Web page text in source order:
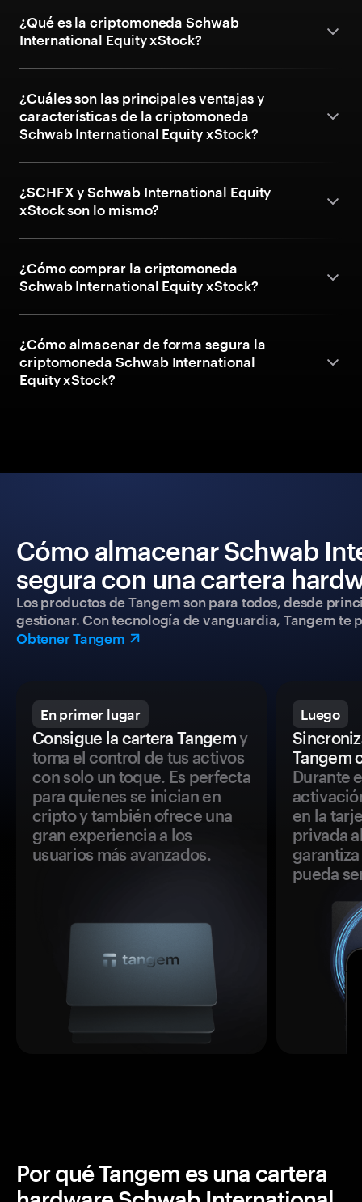
¿Qué es la criptomoneda Schwab
International Equity xStock?
¿Cuáles son las principales ventajas y
características de la criptomoneda
Schwab International Equity xStock?
¿SCHFX y Schwab International Equity
xStock son lo mismo?
¿Cómo comprar la criptomoneda
Schwab International Equity xStock?
¿Cómo almacenar de forma segura la
criptomoneda Schwab International
Equity xStock?
Cómo almacenar Schwab
segura con una cartera
Los productos de Tangem son para todos, desde
gestionar. Con tecnología de vanguardia, Tangem
Obtener Tangem
En primer lugar
Consigue la cartera Tangemy
toma el control de tus activos
con solo un toque. Es perfecta
para quienes se inician en
cripto y también ofrece una
gran experiencia a los
usuarios más avanzados.
Luego
Tangem
Durante
en la
privada
pueda
Por qué Tangem es una cartera